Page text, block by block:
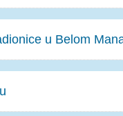
u Belom